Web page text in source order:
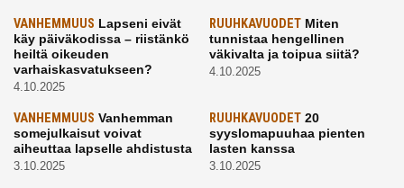
VANHEMMUUS Lapseni eivät
käy päiväkodissa – riistänkö
heiltä oikeuden
varhaiskasvatukseen?
4.10.2025
RUUHKAVUODETMiten
tunnistaa hengellinen
väkivalta ja toipua siitä?
4.10.2025
VANHEMMUUS Vanhemman
somejulkaisut voivat
aiheuttaa lapselle ahdistusta
3.10.2025
RUUHKAVUODET20
syyslomapuuhaa pienten
lasten kanssa
3.10.2025